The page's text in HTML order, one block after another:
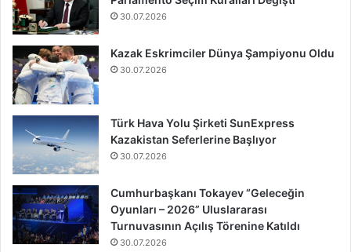
30.07.2026
Kazak Eskrimciler Dünya Şampiyonu Oldu
30.07.2026
Türk Hava Yolu Şirketi SunExpress
Kazakistan Seferlerine Başlıyor
30.07.2026
Cumhurbaşkanı Tokayev “Geleceğin
Oyunları – 2026” Uluslararası
Turnuvasının Açılış Törenine Katıldı
30.07.2026